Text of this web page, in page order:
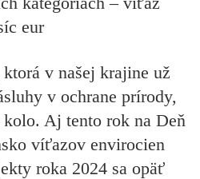
eur
v našej krajine už
v ochrane prírody,
Aj tento rok na Deň
víťazov envirocien
roka 2024 sa opäť